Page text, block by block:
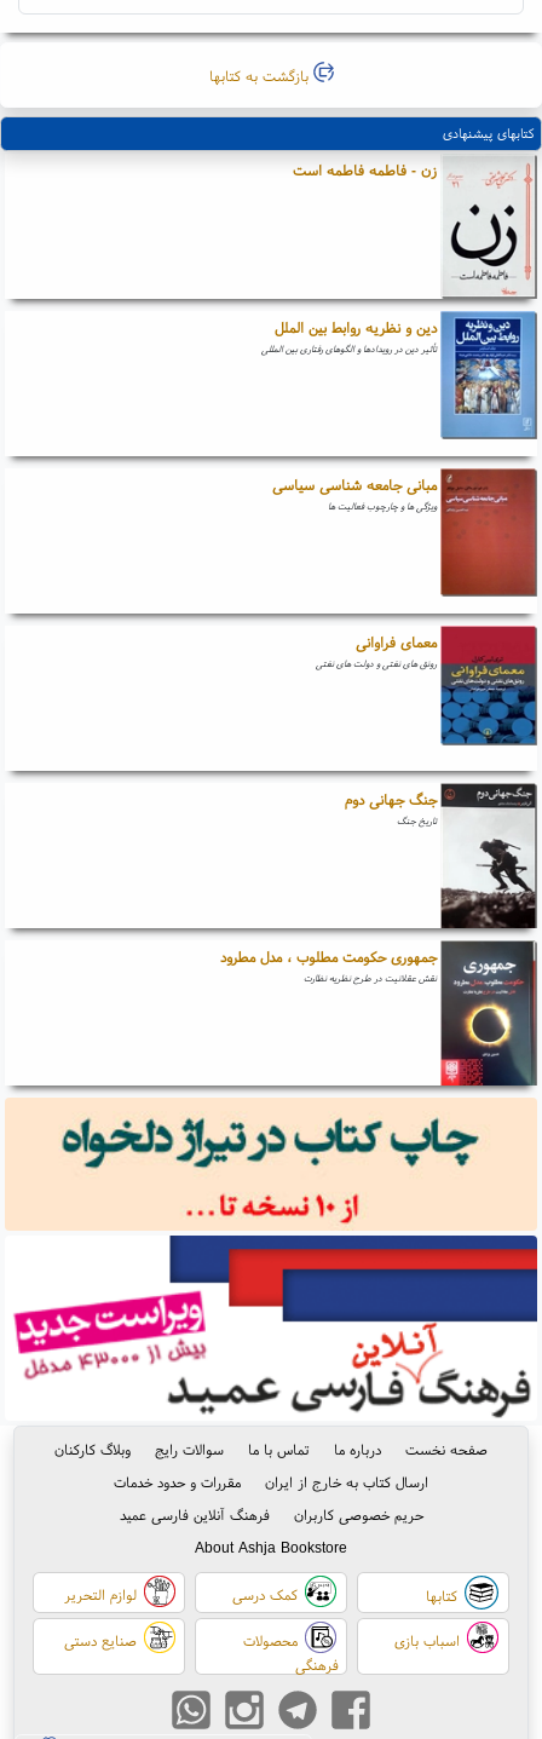
بازگشت به کتابها
کتابهای پیشنهادی
زن - فاطمه فاطمه است
دین و نظریه روابط بین الملل
تأثیر دین در رویدادها و الگوهای رفتاری بین المللی
مبانی جامعه شناسی سیاسی
ویژگی ها و چارچوب فعالیت ها
معمای فراوانی
رونق های نفتی و دولت های نفتی
جنگ جهانی دوم
تاریخ جنگ
جمهوری حکومت مطلوب ، مدل مطرود
نقش عقلانیت در طرح نظریه نظارت
صفحه نخست درباره ما تماس با ما سوالات رایج
وبلاگ کارکنان
ارسال کتاب به خارج از ایران
مقررات و حدود خدمات
حریم خصوصی کاربران
فرهنگ آنلاین فارسی عمید
About Ashja Bookstore
کتابها کمک درسی لوازم التحریر
اسباب بازی
محصولات
فرهنگی
صنایع دستی